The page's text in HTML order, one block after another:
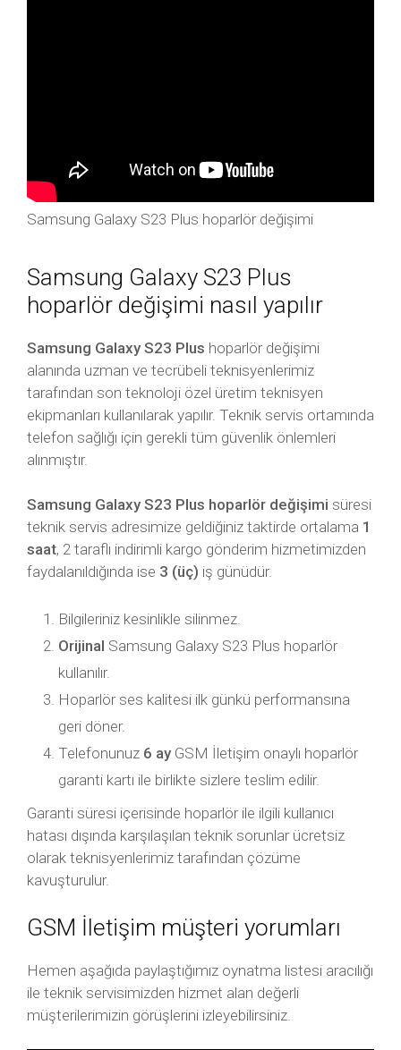
Samsung Galaxy S23 Plus hoparlör değişimi
Samsung Galaxy S23 Plus
hoparlör değişimi nasıl yapılır
Samsung Galaxy S23 Plus hoparlör değişimi
alanında uzman ve tecrübeli teknisyenlerimiz
tarafından son teknoloji özel üretim teknisyen
ekipmanları kullanılarak yapılır. Teknik servis ortamında
telefon sağlığı için gerekli tüm güvenlik önlemleri
alınmıştır.
Samsung Galaxy S23 Plus hoparlör değişimi süresi
teknik servis adresimize geldiğiniz taktirde ortalama 1
saat, 2 taraflı indirimli kargo gönderim hizmetimizden
faydalanıldığında ise 3 (üç) iş günüdür.
Bilgileriniz kesinlikle silinmez.
Orijinal Samsung Galaxy S23 Plus hoparlör
kullanılır.
Hoparlör ses kalitesi ilk günkü performansına
geri döner.
Telefonunuz 6 ayGSM İletişim onaylı hoparlör
garanti kartı ile birlikte sizlere teslim edilir.
Garanti süresi içerisinde hoparlör ile ilgili kullanıcı
hatası dışında karşılaşılan teknik sorunlar ücretsiz
olarak teknisyenlerimiz tarafından çözüme
kavuşturulur.
GSM İletişim müşteri yorumları
Hemen aşağıda paylaştığımız oynatma listesi aracılığı
ile teknik servisimizden hizmet alan değerli
müşterilerimizin görüşlerini izleyebilirsiniz.